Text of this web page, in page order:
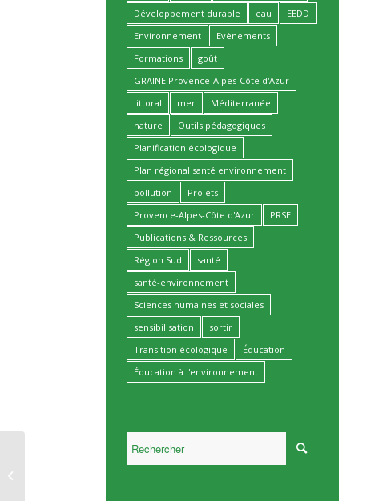
Développement durable
eau
EEDD
Environnement
Evènements
Formations
goût
GRAINE Provence-Alpes-Côte d'Azur
littoral
mer
Méditerranée
nature
Outils pédagogiques
Planification écologique
Plan régional santé environnement
pollution
Projets
Provence-Alpes-Côte d'Azur
PRSE
Publications & Ressources
Région Sud
santé
santé-environnement
Sciences humaines et sociales
sensibilisation
sortir
Transition écologique
Éducation
Éducation à l'environnement